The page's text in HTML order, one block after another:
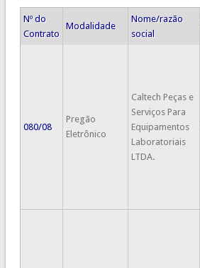
Nº do
Contrato
Modalidade
Nome/razão
social
080/08
Pregão
Eletrônico
Caltech Peças e
Serviços Para
Equipamentos
Laboratoriais
LTDA.